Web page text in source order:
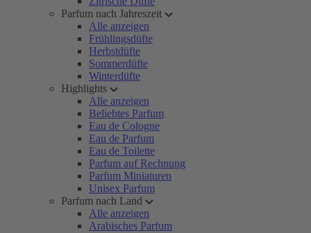
Parfum nach Jahreszeit
Alle anzeigen
Frühlingsdüfte
Herbstdüfte
Sommerdüfte
Winterdüfte
Highlights
Alle anzeigen
Beliebtes Parfum
Eau de Cologne
Eau de Parfum
Eau de Toilette
Parfum auf Rechnung
Parfum Miniaturen
Unisex Parfum
Parfum nach Land
Alle anzeigen
Arabisches Parfum